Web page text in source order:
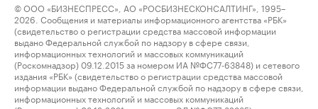
© ООО «БИЗНЕСПРЕСС», АО «РОСБИЗНЕСКОНСАЛТИНГ», 1995–
2026. Сообщения и материалы информационного агентства «РБК»
(свидетельство о регистрации средства массовой информации
выдано Федеральной службой по надзору в сфере связи,
информационных технологий и массовых коммуникаций
(Роскомнадзор) 09.12.2015 за номером ИА №ФС77-63848) и сетевого
издания «РБК» (свидетельство о регистрации средства массовой
информации выдано Федеральной службой по надзору в сфере связи,
информационных технологий и массовых коммуникаций